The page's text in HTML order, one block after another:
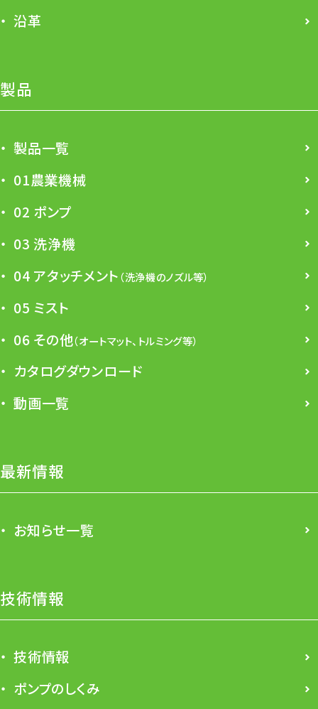
沿革
製品
製品一覧
01農業機械
02 ポンプ
03 洗浄機
04 アタッチメント（洗浄機のノズル等）
05 ミスト
06 その他（オートマット、トルミング等）
カタログダウンロード
動画一覧
最新情報
お知らせ一覧
技術情報
技術情報
ポンプのしくみ